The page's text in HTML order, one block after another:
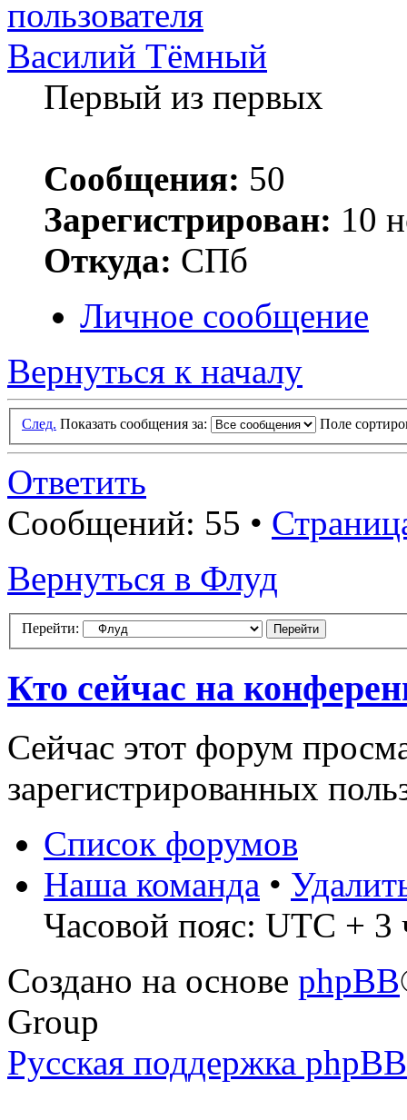
Василий Тёмный
Первый из первых
Сообщения: 50
Зарегистрирован: 10
Откуда: СПб
Личное сообщение
Вернуться к началу
След. Показать сообщения за: Поле
Ответить
Сообщений: 55 •
Вернуться в Флуд
Перейти:
Кто сейчас на
Сейчас этот форум
зарегистрированных
Список форумов
Наша команда •
Часовой пояс: UTC + 3
Создано на основе phpBB
Group
Русская поддержка phpBB